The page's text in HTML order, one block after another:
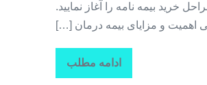
خرید بیمه نامه را آغاز نمایید.
اهمیت و مزایای بیمه درمان […]
ادامه مطلب
تاراز
بیمه